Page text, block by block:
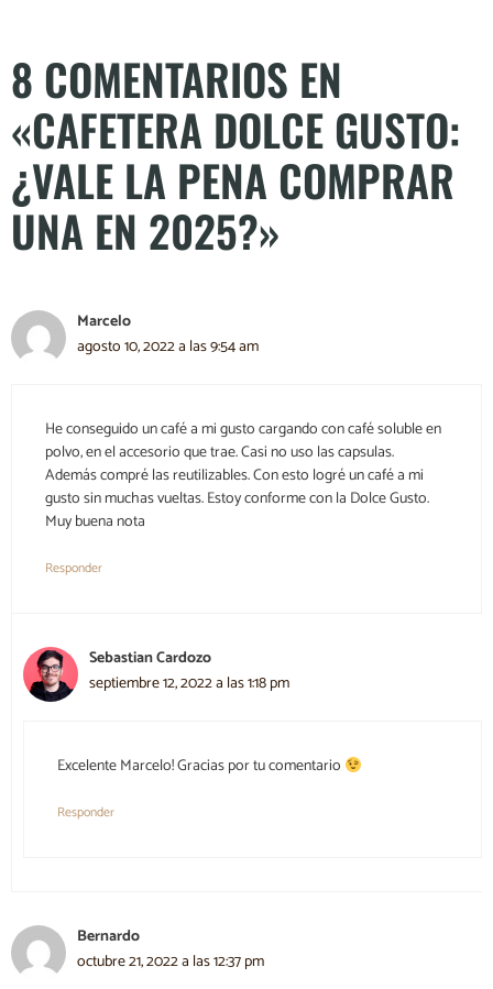
8 COMENTARIOS EN
«CAFETERA DOLCE GUSTO:
¿VALE LA PENA COMPRAR
UNA EN 2025?»
Marcelo
agosto 10, 2022 a las 9:54 am
He conseguido un café a mi gusto cargando con café soluble en
polvo, en el accesorio que trae. Casi no uso las capsulas.
Además compré las reutilizables. Con esto logré un café a mi
gusto sin muchas vueltas. Estoy conforme con la Dolce Gusto.
Muy buena nota
Responder
Sebastian Cardozo
septiembre 12, 2022 a las 1:18 pm
Excelente Marcelo! Gracias por tu comentario
Responder
Bernardo
octubre 21, 2022 a las 12:37 pm